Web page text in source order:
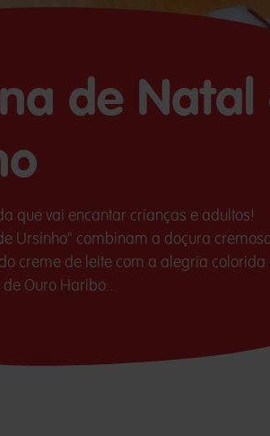
de Natal
que vai encantar crianças e adultos!
Ursinho" combinam a doçura
creme de leite com a alegria colorida
Ouro Haribo..